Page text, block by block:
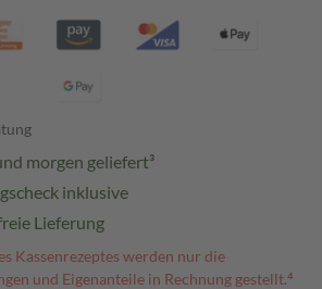
morgen geliefert³
inklusive
Lieferung
Kassenrezeptes werden nur die
und Eigenanteile in Rechnung gestellt.⁴